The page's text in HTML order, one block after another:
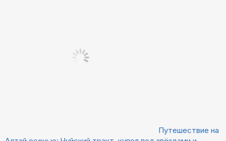
Путешествие на